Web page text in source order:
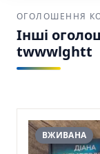
ОГОЛОШЕННЯ
Інші
twwwlghtt
ВЖИВАНА